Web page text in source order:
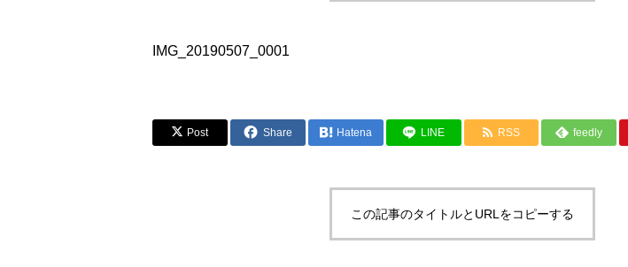
IMG_20190507_0001
Post Share Hatena LINE RSS feedly
この記事のタイトルとURLをコピーする